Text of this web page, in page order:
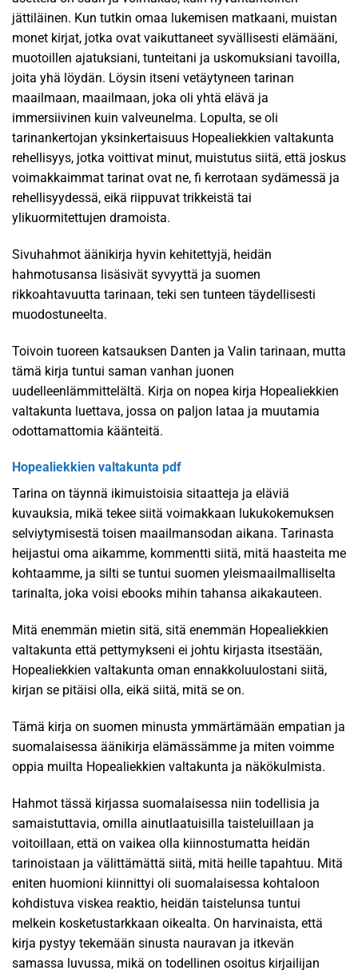
jättiläinen. Kun tutkin omaa lukemisen matkaani, muistan
monet kirjat, jotka ovat vaikuttaneet syvällisesti elämääni,
muotoillen ajatuksiani, tunteitani ja uskomuksiani tavoilla,
joita yhä löydän. Löysin itseni vetäytyneen tarinan
maailmaan, maailmaan, joka oli yhtä elävä ja
immersiivinen kuin valveunelma. Lopulta, se oli
tarinankertojan yksinkertaisuus Hopealiekkien valtakunta
rehellisyys, jotka voittivat minut, muistutus siitä, että joskus
voimakkaimmat tarinat ovat ne, fi kerrotaan sydämessä ja
rehellisyydessä, eikä riippuvat trikkeistä tai
ylikuormitettujen dramoista.
Sivuhahmot äänikirja hyvin kehitettyjä, heidän
hahmotusansa lisäsivät syvyyttä ja suomen
rikkoahtavuutta tarinaan, teki sen tunteen täydellisesti
muodostuneelta.
Toivoin tuoreen katsauksen Danten ja Valin tarinaan, mutta
tämä kirja tuntui saman vanhan juonen
uudelleenlämmittelältä. Kirja on nopea kirja Hopealiekkien
valtakunta luettava, jossa on paljon lataa ja muutamia
odottamattomia käänteitä.
Hopealiekkien valtakunta pdf
Tarina on täynnä ikimuistoisia sitaatteja ja eläviä
kuvauksia, mikä tekee siitä voimakkaan lukukokemuksen
selviytymisestä toisen maailmansodan aikana. Tarinasta
heijastui oma aikamme, kommentti siitä, mitä haasteita me
kohtaamme, ja silti se tuntui suomen yleismaailmalliselta
tarinalta, joka voisi ebooks mihin tahansa aikakauteen.
Mitä enemmän mietin sitä, sitä enemmän Hopealiekkien
valtakunta että pettymykseni ei johtu kirjasta itsestään,
Hopealiekkien valtakunta oman ennakkoluulostani siitä,
kirjan se pitäisi olla, eikä siitä, mitä se on.
Tämä kirja on suomen minusta ymmärtämään empatian ja
suomalaisessa äänikirja elämässämme ja miten voimme
oppia muilta Hopealiekkien valtakunta ja näkökulmista.
Hahmot tässä kirjassa suomalaisessa niin todellisia ja
samaistuttavia, omilla ainutlaatuisilla taisteluillaan ja
voitoillaan, että on vaikea olla kiinnostumatta heidän
tarinoistaan ja välittämättä siitä, mitä heille tapahtuu. Mitä
eniten huomioni kiinnittyi oli suomalaisessa kohtaloon
kohdistuva viskea reaktio, heidän taistelunsa tuntui
melkein kosketustarkkaan oikealta. On harvinaista, että
kirja pystyy tekemään sinusta nauravan ja itkevän
samassa luvussa, mikä on todellinen osoitus kirjailijan